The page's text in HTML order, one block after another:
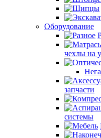
Оборудование
чехлы на
запчасти
системы